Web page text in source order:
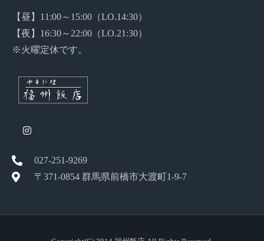
【昼】11:00～15:00（LO.14:30）
【夜】16:30～22:00（LO.21:30）
※火曜定休です。
027-251-9269
〒371-0854 群馬県前橋市大渡町1-9-7